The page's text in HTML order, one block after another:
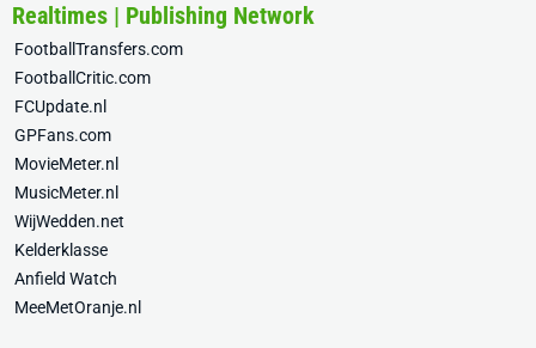
Realtimes | Publishing Network
FootballTransfers.com
FootballCritic.com
FCUpdate.nl
GPFans.com
MovieMeter.nl
MusicMeter.nl
WijWedden.net
Kelderklasse
Anfield Watch
MeeMetOranje.nl